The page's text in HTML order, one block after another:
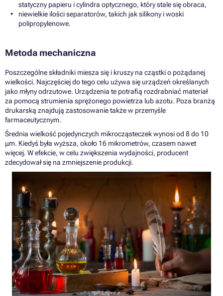
statyczny papieru i cylindra optycznego, który stale się obraca,
niewielkie ilości separatorów, takich jak silikony i woski
polipropylenowe.
Metoda mechaniczna
Poszczególne składniki miesza się i kruszy na cząstki o pożądanej
wielkości. Najczęściej do tego celu używa się urządzeń określanych
jako młyny odrzutowe. Urządzenia te potrafią rozdrabniać materiał
za pomocą strumienia sprężonego powietrza lub azotu. Poza branżą
drukarską znajdują zastosowanie także w przemyśle
farmaceutycznym.
Średnia wielkość pojedynczych mikrocząsteczek wynosi od 8 do 10
μm. Kiedyś była wyższa, około 16 mikrometrów, czasem nawet
więcej. W efekcie, w celu zwiększenia wydajności, producent
zdecydował się na zmniejszenie produkcji.